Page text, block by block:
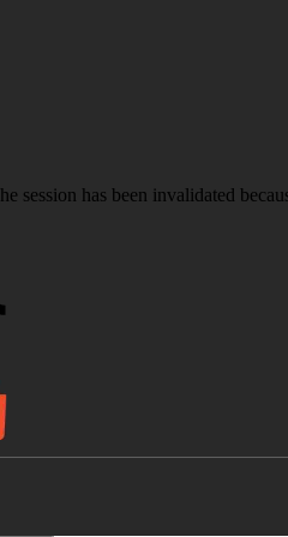
session has been invalidated